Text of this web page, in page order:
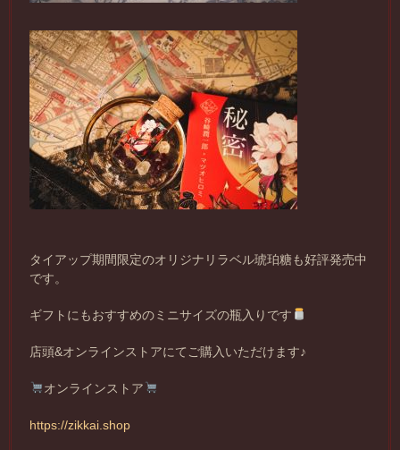
タイアップ期間限定のオリジナリラベル琥珀糖も好評発売中
です。
ギフトにもおすすめのミニサイズの瓶入りです
店頭&オンラインストアにてご購入いただけます♪
オンラインストア
https://zikkai.shop